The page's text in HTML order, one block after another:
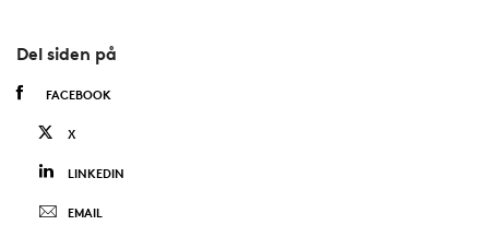
Del siden på
FACEBOOK
X
LINKEDIN
EMAIL